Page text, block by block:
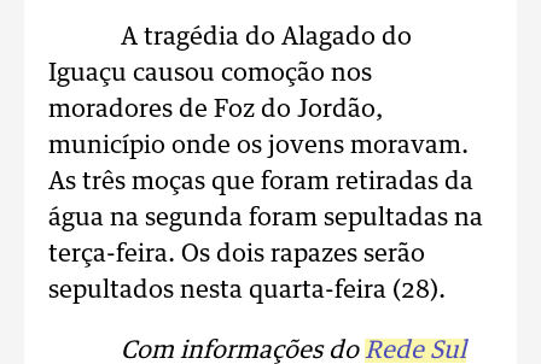
A tragédia do Alagado do
Iguaçu causou comoção nos
moradores de Foz do Jordão,
município onde os jovens moravam.
As três moças que foram retiradas da
água na segunda foram sepultadas na
terça-feira. Os dois rapazes serão
sepultados nesta quarta-feira (28).
Com informações do Rede Sul